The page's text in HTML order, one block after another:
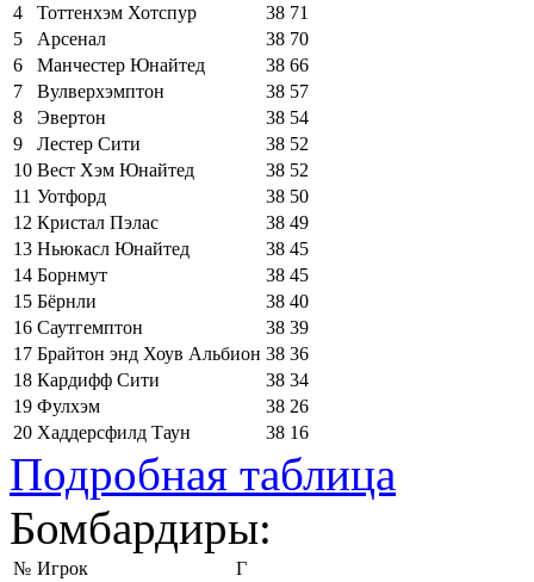
4
Тоттенхэм Хотспур 38 71
5
Арсенал 38 70
6
Манчестер Юнайтед 38 66
7
Вулверхэмптон 38 57
8
Эвертон 38 54
9
Лестер Сити 38 52
10 Вест Хэм Юнайтед 38 52
11 Уотфорд 38 50
12 Кристал Пэлас 38 49
13 Ньюкасл Юнайтед 38 45
14 Борнмут 38 45
15 Бёрнли 38 40
16 Саутгемптон 38 39
17 Брайтон энд Хоув Альбион 38 36
18 Кардифф Сити 38 34
19 Фулхэм 38 26
20 Хаддерсфилд Таун 38 16
Подробная таблица
Бомбардиры:
№ Игрок
Г